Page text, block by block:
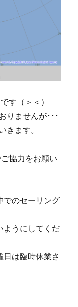
す（＞＜）
りませんが･･･
きます。
協力をお願い
でのセーリング
ようにしてくだ
日は臨時休業さ